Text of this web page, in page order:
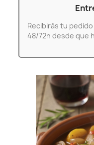
Recibirás tu
48/72h desde que